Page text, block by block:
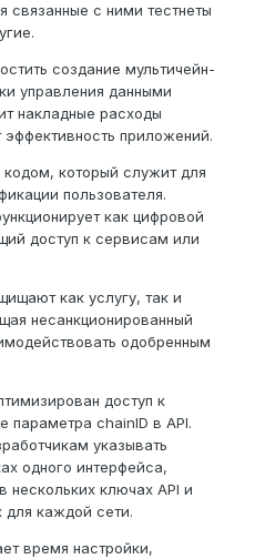
связанные с ними тестнеты
создание мультичейн-
управления данными
накладные расходы
приложений.
который служит для
пользователя.
как цифровой
доступ к сервисам или
как услугу, так и
несанкционированный
одобренным
доступ к
параметра chainID в API.
указывать
одного интерфейса,
нескольких ключах API и
для каждой сети.
время настройки,